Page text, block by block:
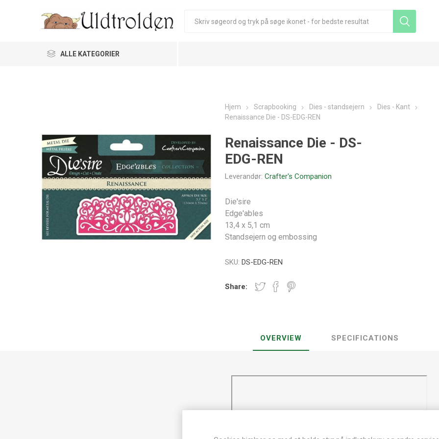
ALLE KATEGORIER
Hjem Scrapbooking Dies - standsejern
Dies - Kant
Renaissance Die - DS-EDG-REN
Renaissance Die - DS-
EDG-REN
Leverandør: Crafter's Companion
Die'sire
Edge'ables
13,4 x 5,1 cm
Standsejern og embossing
SKU: DS-EDG-REN
Share:
OVERVIEW SPECIFICATIONS